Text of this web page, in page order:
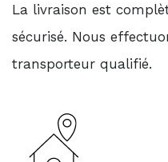
La livraison est
sécurisé. Nous
transporteur qualifié.